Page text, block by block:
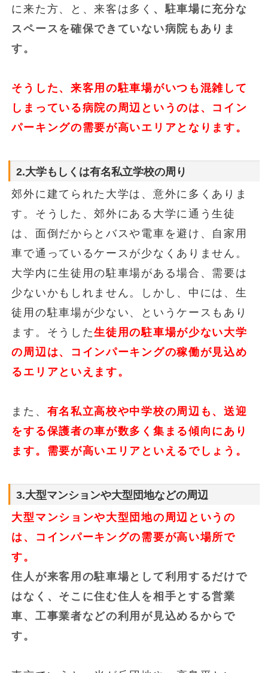
に来た方、と、来客は多く 、駐車場に充分な
スペースを確保できていない病院もありま
す。
そうした、来客用の駐車場がいつも混雑して
しまっている病院の周辺というのは、コイン
パーキングの需要が高いエリアとなります。
2.大学もしくは有名私立学校の周り
郊外に建てられた大学は、意外に多くありま
す。そうした、郊外にある大学に通う生徒
は、面倒だからとバスや電車を避け、自家用
車で通っているケースが少なくありません。
大学内に生徒用の駐車場がある場合、需要は
少ないかもしれません。しかし、中には、生
徒用の駐車場が少ない、というケースもあり
ます。そうした生徒用の駐車場が少ない大学
の周辺は、コインパーキングの稼働が見込め
るエリアといえます。
また、 有名私立高校や中学校の周辺も、送迎
をする保護者の車が数多く集まる傾向にあり
ます。需要が高いエリアといえるでしょう。
3.大型マンションや大型団地などの周辺
大型マンションや大型団地の周辺というの
は、コインパーキングの需要が高い場所で
す。
住人が来客用の駐車場として利用するだけで
はなく、そこに住む住人を相手とする営業
車、工事業者などの利用が見込めるからで
す。